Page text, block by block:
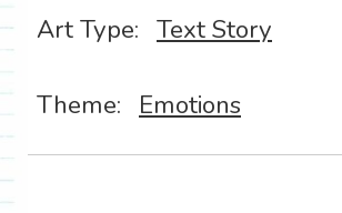
Art Type: Text Story
Theme: Emotions